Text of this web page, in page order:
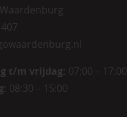
t/m vrijdag: 07:00 – 17:00
: 08:30 – 15:00